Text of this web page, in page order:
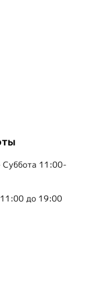
Суббота 11:00-
11:00 до 19:00